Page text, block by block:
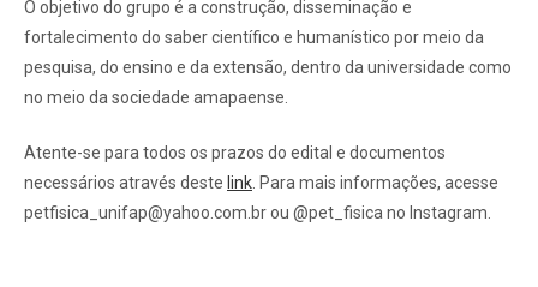
O objetivo do grupo é a construção, disseminação e
fortalecimento do saber científico e humanístico por meio da
pesquisa, do ensino e da extensão, dentro da universidade como
no meio da sociedade amapaense.
Atente-se para todos os prazos do edital e documentos
necessários através deste link. Para mais informações, acesse
petfisica_unifap@yahoo.com.br ou @pet_fisica no Instagram.